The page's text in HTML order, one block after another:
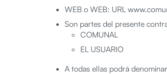
WEB o WEB: URL
Son partes del presente
COMUNAL
EL USUARIO
A todas ellas podrá